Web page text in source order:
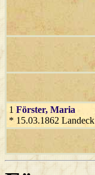
1 Förster, Maria
* 15.03.1862 Landeck